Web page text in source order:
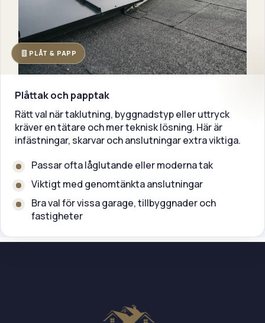
PLÅT & PAPP
Plåttak och papptak
Rätt val när taklutning, byggnadstyp eller uttryck
kräver en tätare och mer teknisk lösning. Här är
infästningar, skarvar och anslutningar extra viktiga.
Passar ofta låglutande eller moderna tak
Viktigt med genomtänkta anslutningar
Bra val för vissa garage, tillbyggnader och
fastigheter